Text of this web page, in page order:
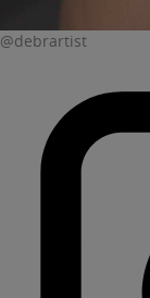
@debrartist